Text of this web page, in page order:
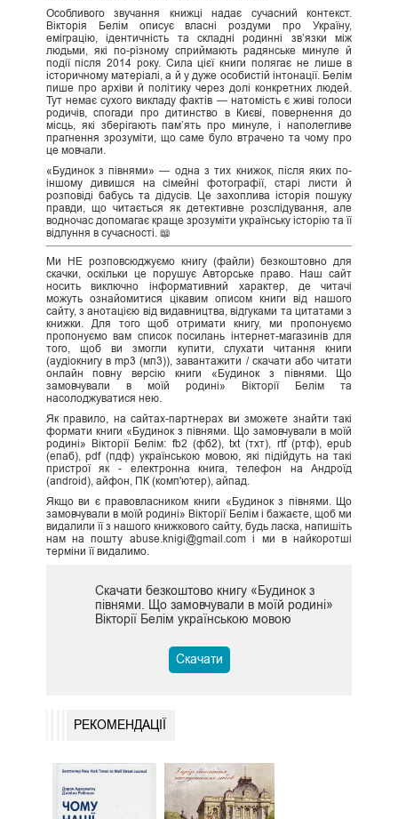
Особливого звучання книжці надає сучасний контекст.
Вікторія Белім описує власні роздуми про Україну,
еміграцію, ідентичність та складні родинні зв’язки між
людьми, які по-різному сприймають радянське минуле й
події після 2014 року. Сила цієї книги полягає не лише в
історичному матеріалі, а й у дуже особистій інтонації. Белім
пише про архіви й політику через долі конкретних людей.
Тут немає сухого викладу фактів — натомість є живі голоси
родичів, спогади про дитинство в Києві, повернення до
місць, які зберігають пам’ять про минуле, і наполегливе
прагнення зрозуміти, що саме було втрачено та чому про
це мовчали.
«Будинок з півнями» — одна з тих книжок, після яких по-
іншому дивишся на сімейні фотографії, старі листи й
розповіді бабусь та дідусів. Це захоплива історія пошуку
правди, що читається як детективне розслідування, але
водночас допомагає краще зрозуміти українську історію та її
відлуння в сучасності. 📖
Ми НЕ розповсюджуємо книгу (файли) безкоштовно для
скачки, оскільки це порушує Авторське право. Наш сайт
носить виключно інформативний характер, де читачі
можуть ознайомитися цікавим описом книги від нашого
сайту, з анотацією від видавництва, відгуками та цитатами з
книжки. Для того щоб отримати книгу, ми пропонуємо
пропонуємо вам список посилань інтернет-магазинів для
того, щоб ви змогли купити, слухати читання книги
(аудіокнигу в mp3 (мп3)), завантажити / скачати або читати
онлайн повну версію книги «Будинок з півнями. Що
замовчували в моїй родині» Вікторії Белім та
насолоджуватися нею.
Як правило, на сайтах-партнерах ви зможете знайти такі
формати книги «Будинок з півнями. Що замовчували в моїй
родині» Вікторії Белім: fb2 (фб2), txt (тхт), rtf (ртф), epub
(епаб), pdf (пдф) українською мовою, які підійдуть на такі
пристрої як - електронна книга, телефон на Андроїд
(android), айфон, ПК (комп'ютер), айпад.
Якщо ви є правовласником книги «Будинок з півнями. Що
замовчували в моїй родині» Вікторії Белім і бажаєте, щоб ми
видалили її з нашого книжкового сайту, будь ласка, напишіть
нам на пошту abuse.knigi@gmail.com і ми в найкоротші
терміни її видалимо.
Скачати безкоштово книгу «Будинок з
півнями. Що замовчували в моїй родині»
Вікторії Белім українською мовою
Скачати
РЕКОМЕНДАЦІЇ